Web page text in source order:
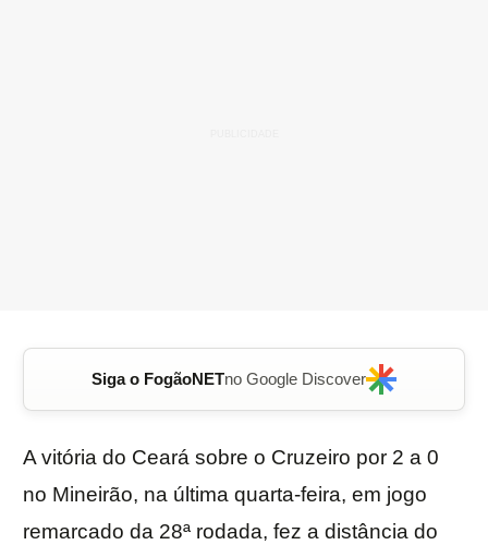
Siga o FogãoNETno Google Discover
A vitória do Ceará sobre o Cruzeiro por 2 a 0
no Mineirão, na última quarta-feira, em jogo
remarcado da 28ª rodada, fez a distância do